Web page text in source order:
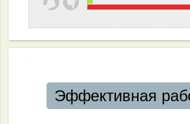
Эффективная